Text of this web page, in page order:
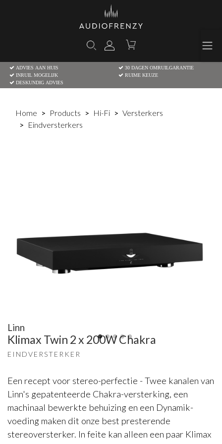
ADVIES AAN HUIS
30 DAGEN OMRUILGARANTIE
INRUIL MOGELIJK
RUIME KEUZE
DESKUNDIG ADVIES
Home Products Hi-Fi
Versterkers
Eindversterkers
Linn
Klimax Twin 2 x 200W Chakra
EINDVERSTERKER
Een recept voor stereo-perfectie - Twee kanalen van
Linn's gepatenteerde Chakra-versterking, een
machinaal bewerkte behuizing en een Dynamik-
voeding maken dit onze best presterende
stereoversterker. In feite kan alleen een paar Klimax